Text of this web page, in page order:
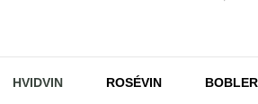
HVIDVIN ROSÉVIN BOBLER